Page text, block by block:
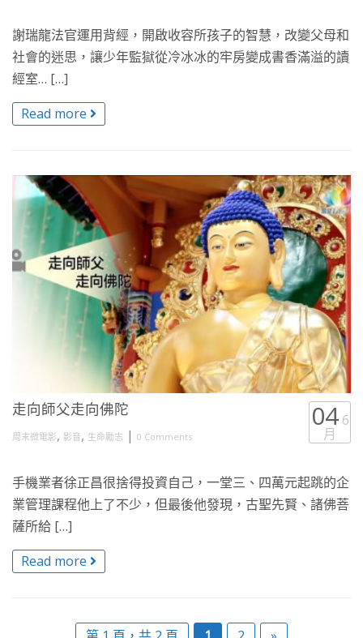
謝瑞龍法官運用背經，開啟收容所孩子的智慧，改變父母和
社會的迷思，讓少年監獄從冷冰冰的牢房變成書香滿溢的讀
經室… […]
Read more
走向師父走向佛陀
周末微電影, 影音, 生命勵志 | 0 Comments
04 6
月
手機業者徐正昌很捨得投資自己，一堂三、四萬元起跳的企
業管理課程他上了不少，但最後他發現，古聖先賢、諸佛菩
薩所給 […]
Read more